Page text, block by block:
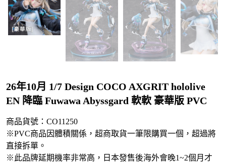
26年10月 1/7 Design COCO AXGRIT hololive
EN 降臨 Fuwawa Abyssgard 軟軟 豪華版 PVC
商品貨號：CO11250
※PVC商品因體積關係，超商取貨一筆限購買一個，超過將
直接拆單。
※此品牌延期機率非常高，日本發售後海外會晚1~2個月才